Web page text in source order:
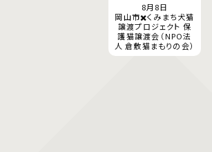
8月8日
岡山市✖️くみまち犬猫
譲渡プロジェクト 保
護猫譲渡会（NPO法
人 倉敷猫まもりの会）